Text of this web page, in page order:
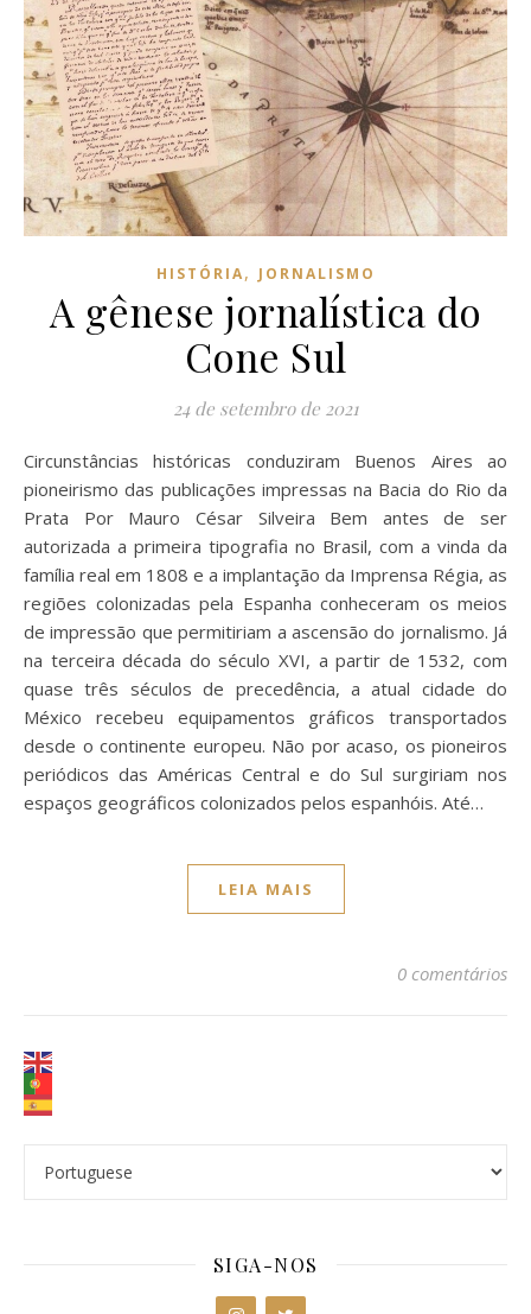
HISTÓRIA, JORNALISMO
A gênese jornalística do
Cone Sul
24 de setembro de 2021
Circunstâncias históricas conduziram Buenos Aires ao
pioneirismo das publicações impressas na Bacia do Rio da
Prata Por Mauro César Silveira Bem antes de ser
autorizada a primeira tipografia no Brasil, com a vinda da
família real em 1808 e a implantação da Imprensa Régia, as
regiões colonizadas pela Espanha conheceram os meios
de impressão que permitiriam a ascensão do jornalismo. Já
na terceira década do século XVI, a partir de 1532, com
quase três séculos de precedência, a atual cidade do
México recebeu equipamentos gráficos transportados
desde o continente europeu. Não por acaso, os pioneiros
periódicos das Américas Central e do Sul surgiriam nos
espaços geográficos colonizados pelos espanhóis. Até…
LEIA MAIS
0 comentários
SIGA-NOS